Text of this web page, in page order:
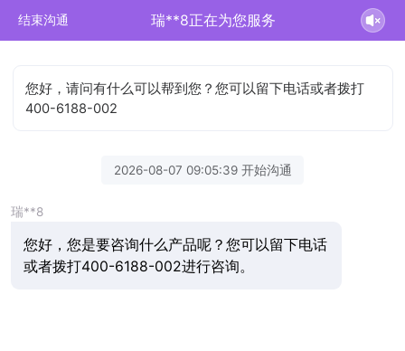
结束沟通 瑞**8正在为您服务
您好，请问有什么可以帮到您？您可以留下电话或者拨打
400-6188-002
2026-08-07 09:05:39 开始沟通
瑞**8
您好，您是要咨询什么产品呢？您可以留下电话
或者拨打400-6188-002进行咨询。